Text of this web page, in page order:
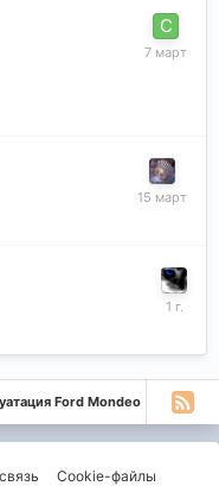
Ford Mondeo Форд
Cookie-файлы